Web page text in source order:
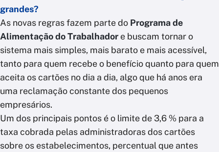
grandes?
As novas regras fazem parte do Programa de
Alimentação do Trabalhador e buscam tornar o
sistema mais simples, mais barato e mais acessível,
tanto para quem recebe o benefício quanto para quem
aceita os cartões no dia a dia, algo que há anos era
uma reclamação constante dos pequenos
empresários.
Um dos principais pontos é o limite de 3,6 % para a
taxa cobrada pelas administradoras dos cartões
sobre os estabelecimentos, percentual que antes